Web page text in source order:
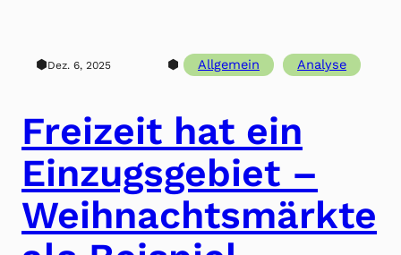
⬢Dez. 6, 2025 ⬢ Allgemein Analyse
Freizeit hat ein
Einzugsgebiet –
Weihnachtsmärkte